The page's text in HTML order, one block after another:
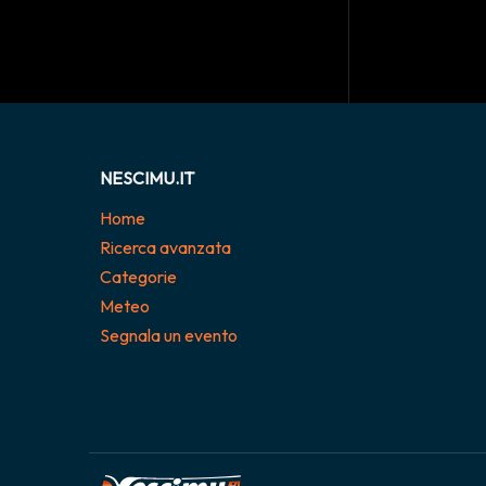
NESCIMU.IT
Home
Ricerca avanzata
Categorie
Meteo
Segnala un evento